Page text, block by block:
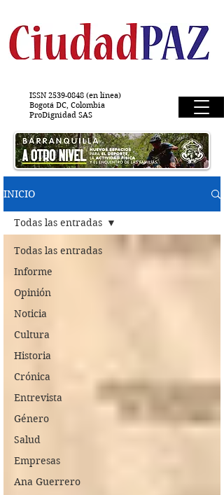
ISSN 2539-0848 (en línea)
Bogotá DC, Colombia
ProDignidad SAS
INICIO
Todas las entradas
Informe
Opinión
Noticia
Cultura
Historia
Crónica
Entrevista
Género
Salud
Empresas
Ana Guerrero
Todas las entradas